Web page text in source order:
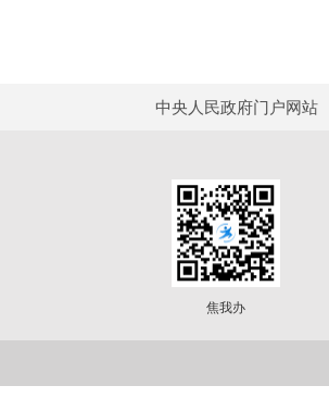
中央人民政府门户网站
焦我办